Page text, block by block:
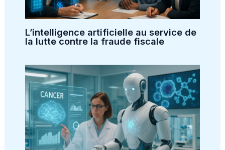
L’intelligence artificielle au service de
la lutte contre la fraude fiscale